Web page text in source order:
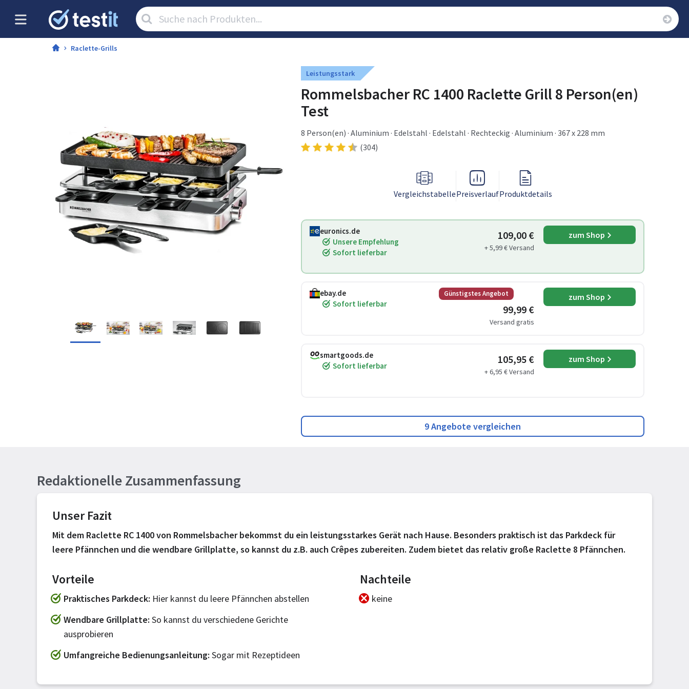
Artikel
suchen:
Raclette-Grills
Leistungsstark
Rommelsbacher RC 1400 Raclette Grill 8 Person(en)
Test
8 Person(en) · Aluminium · Edelstahl · Edelstahl · Rechteckig · Aluminium · 367 x 228 mm
(304)
VergleichstabellePreisverlaufProduktdetails
euronics.de
Unsere Empfehlung
Sofort lieferbar
109,00 €
+ 5,99 € Versand
zum Shop
ebay.de
Sofort lieferbar
Günstigstes Angebot
99,99 €
Versand gratis
zum Shop
smartgoods.de
Sofort lieferbar
105,95 €
+ 6,95 € Versand
zum Shop
9 Angebote vergleichen
Redaktionelle Zusammenfassung
Unser Fazit
Mit dem Raclette RC 1400 von Rommelsbacher bekommst du ein leistungsstarkes Gerät nach Hause. Besonders praktisch ist das Parkdeck für
leere Pfännchen und die wendbare Grillplatte, so kannst du z.B. auch Crêpes zubereiten. Zudem bietet das relativ große Raclette 8 Pfännchen.
Vorteile
Praktisches Parkdeck Hier kannst du leere Pfännchen abstellen
Wendbare Grillplatte So kannst du verschiedene Gerichte
ausprobieren
Umfangreiche Bedienungsanleitung Sogar mit Rezeptideen
Nachteile
keine